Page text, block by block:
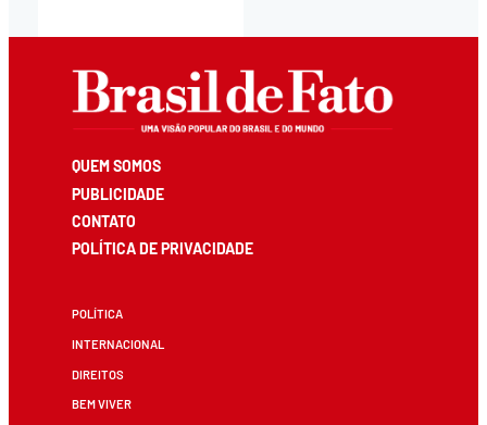
QUEM SOMOS
PUBLICIDADE
CONTATO
POLÍTICA DE PRIVACIDADE
POLÍTICA
INTERNACIONAL
DIREITOS
BEM VIVER